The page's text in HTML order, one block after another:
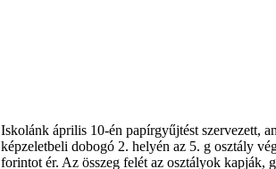
Iskolánk április 10-én papírgyűjtést szervezett,
képzeletbeli dobogó 2. helyén az 5. g osztály
forintot ér. Az összeg felét az osztályok kapják,